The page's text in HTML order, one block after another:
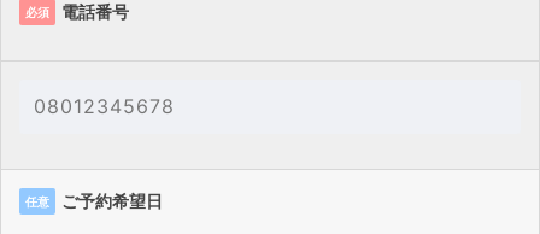
必須 電話番号
任意 ご予約希望日